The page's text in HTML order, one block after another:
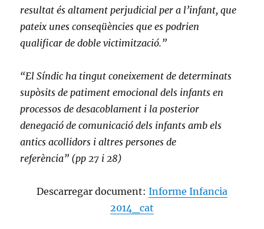
resultat és altament perjudicial per a l’infant, que
pateix unes conseqüències que es podrien
qualificar de doble victimització.”
“El Síndic ha tingut coneixement de determinats
supòsits de patiment emocional dels infants en
processos de desacoblament i la posterior
denegació de comunicació dels infants amb els
antics acollidors i altres persones de
referència” (pp 27 i 28)
Descarregar document: Informe Infancia
2014_cat